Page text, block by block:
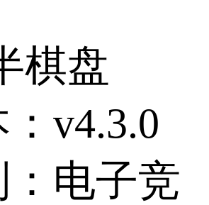
棋盘
v4.3.0
：电子竞